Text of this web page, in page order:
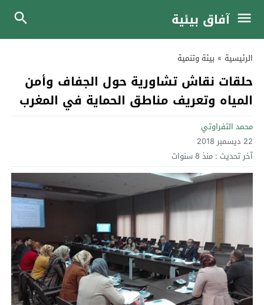
آفاق بيئية
الرئيسية » بيئة وتنمية
حلقات نقاش تشاورية حول الجفاف وأمن
المياه وتعريف مناطق الحماية في المغرب
محمد التفراوتي
22 ديسمبر 2018
آخر تحديث : منذ 8 سنوات